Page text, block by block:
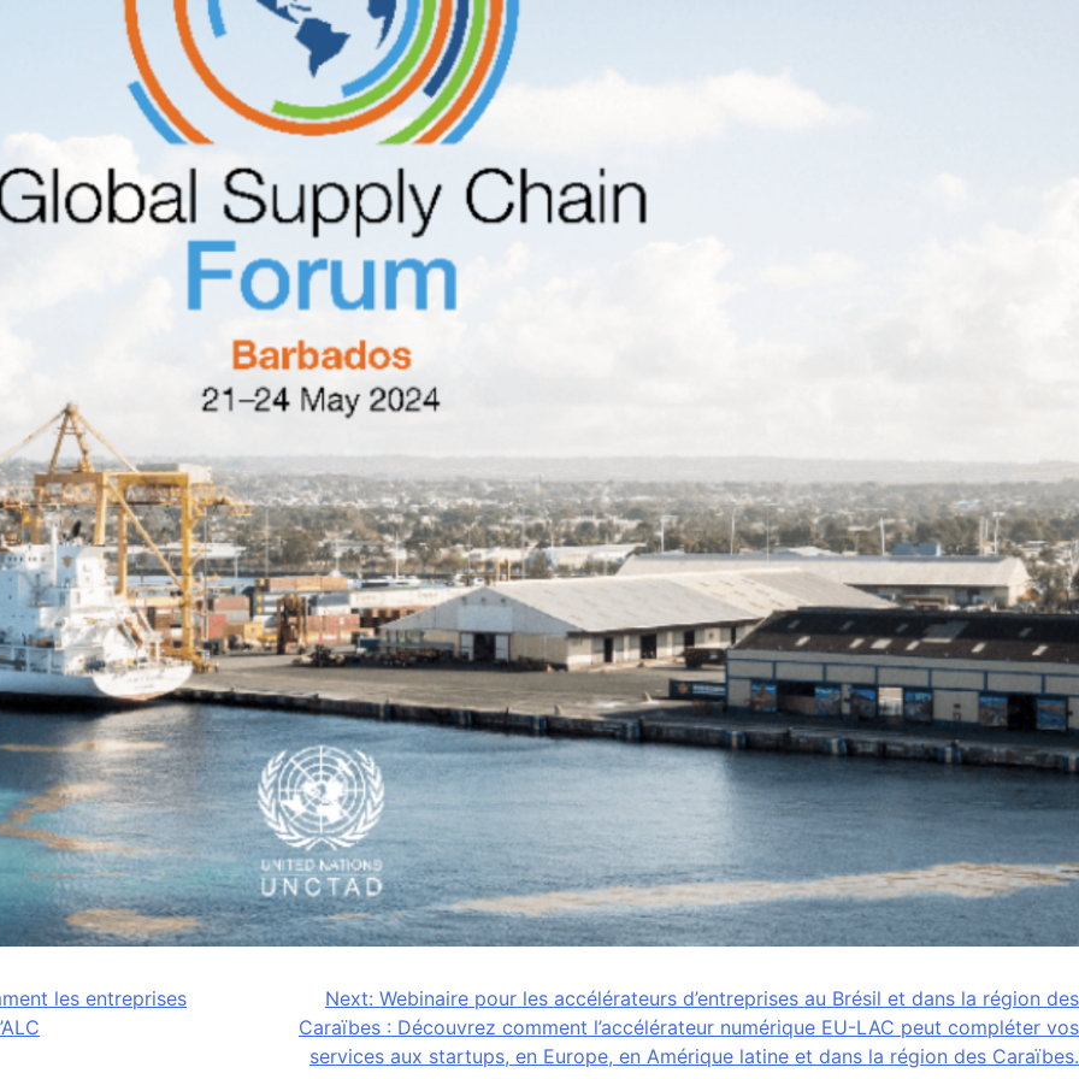
les entreprises
Next: Webinaire pour les accélérateurs d’entreprises au Brésil et dans la région des
Caraïbes : Découvrez comment l’accélérateur numérique EU-LAC peut compléter vos
services aux startups, en Europe, en Amérique latine et dans la région des Caraïbes.